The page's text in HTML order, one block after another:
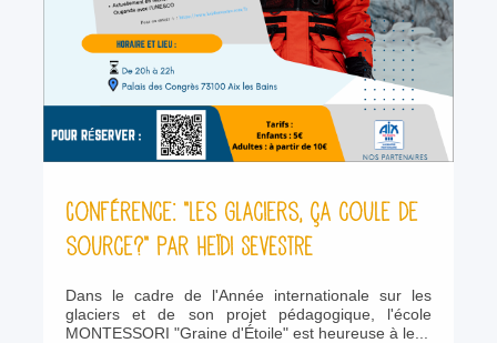
Conférence: "Les glaciers, ça coule de
source?" Par Heïdi SEVESTRE
Dans le cadre de l'Année internationale sur les
glaciers et de son projet pédagogique, l'école
MONTESSORI "Graine d'Étoile" est heureuse à le...